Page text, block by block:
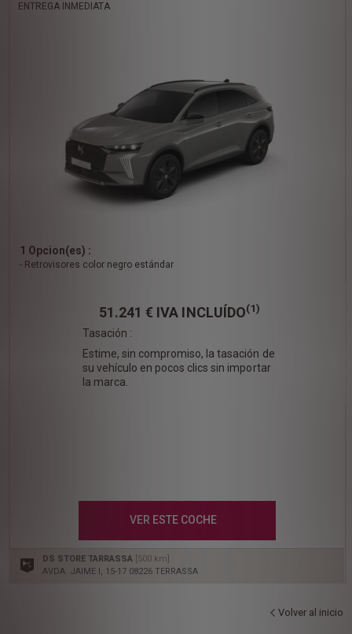
ENTREGA INMEDIATA
1 Opcion(es) :
- Retrovisores color negro estándar
51.241 € IVA INCLUÍDO(1)
Tasación :
Estime, sin compromiso, la tasación de
su vehículo en pocos clics sin importar
la marca.
VER ESTE COCHE
DS STORE TARRASSA [500 km]
AVDA. JAIME I, 15-17 08226 TERRASSA
Volver al inicio